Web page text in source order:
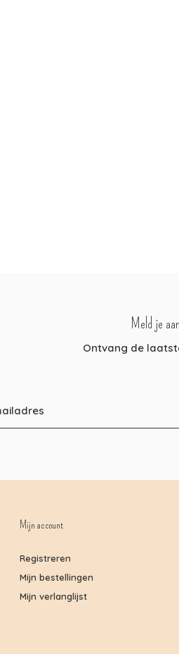
Meld je
Ontvang de
Mijn account
Registreren
Mijn bestellingen
Mijn verlanglijst